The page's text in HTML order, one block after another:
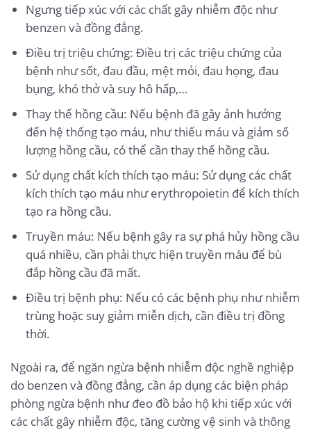
Ngưng tiếp xúc với các chất gây nhiễm độc như
benzen và đồng đẳng.
Điều trị triệu chứng: Điều trị các triệu chứng của
bệnh như sốt, đau đầu, mệt mỏi, đau họng, đau
bụng, khó thở và suy hô hấp,…
Thay thế hồng cầu: Nếu bệnh đã gây ảnh hưởng
đến hệ thống tạo máu, như thiếu máu và giảm số
lượng hồng cầu, có thể cần thay thế hồng cầu.
Sử dụng chất kích thích tạo máu: Sử dụng các chất
kích thích tạo máu như erythropoietin để kích thích
tạo ra hồng cầu.
Truyền máu: Nếu bệnh gây ra sự phá hủy hồng cầu
quá nhiều, cần phải thực hiện truyền máu để bù
đắp hồng cầu đã mất.
Điều trị bệnh phụ: Nếu có các bệnh phụ như nhiễm
trùng hoặc suy giảm miễn dịch, cần điều trị đồng
thời.
Ngoài ra, để ngăn ngừa bệnh nhiễm độc nghề nghiệp
do benzen và đồng đẳng, cần áp dụng các biện pháp
phòng ngừa bệnh như đeo đồ bảo hộ khi tiếp xúc với
các chất gây nhiễm độc, tăng cường vệ sinh và thông